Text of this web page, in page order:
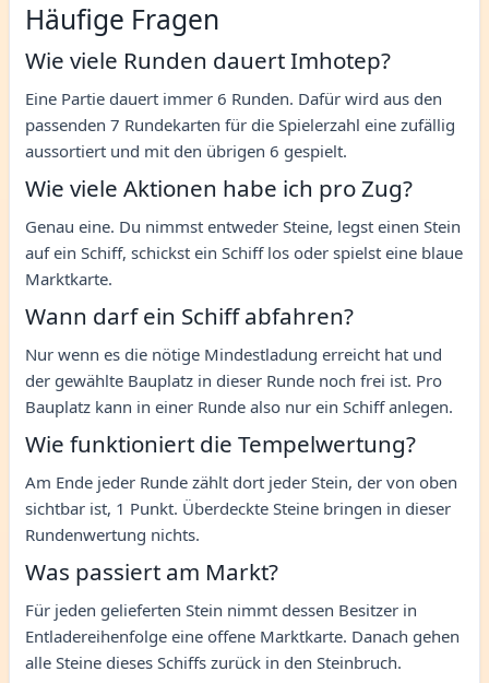
Häufige Fragen
Wie viele Runden dauert Imhotep?
Eine Partie dauert immer 6 Runden. Dafür wird aus den
passenden 7 Rundekarten für die Spielerzahl eine zufällig
aussortiert und mit den übrigen 6 gespielt.
Wie viele Aktionen habe ich pro Zug?
Genau eine. Du nimmst entweder Steine, legst einen Stein
auf ein Schiff, schickst ein Schiff los oder spielst eine blaue
Marktkarte.
Wann darf ein Schiff abfahren?
Nur wenn es die nötige Mindestladung erreicht hat und
der gewählte Bauplatz in dieser Runde noch frei ist. Pro
Bauplatz kann in einer Runde also nur ein Schiff anlegen.
Wie funktioniert die Tempelwertung?
Am Ende jeder Runde zählt dort jeder Stein, der von oben
sichtbar ist, 1 Punkt. Überdeckte Steine bringen in dieser
Rundenwertung nichts.
Was passiert am Markt?
Für jeden gelieferten Stein nimmt dessen Besitzer in
Entladereihenfolge eine offene Marktkarte. Danach gehen
alle Steine dieses Schiffs zurück in den Steinbruch.